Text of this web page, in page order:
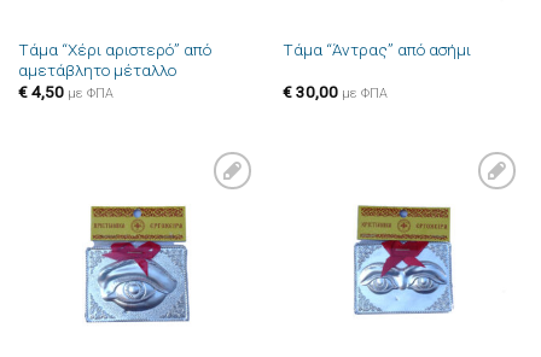
Τάμα “Χέρι αριστερό” από
αμετάβλητο μέταλλο
€4,50 με ΦΠΑ
Τάμα “Άντρας” από ασήμι
€30,00 με ΦΠΑ
Πρόσθήκη
στην λίστα
επιθυμιών
Πρόσθήκη
στην λίστα
επιθυμιών